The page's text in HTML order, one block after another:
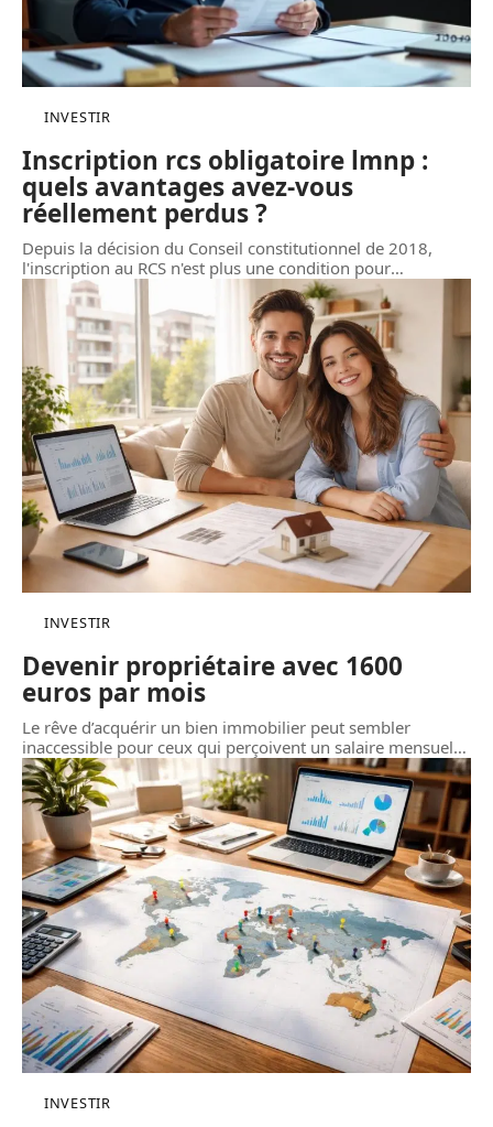
INVESTIR
Inscription rcs obligatoire lmnp :
quels avantages avez-vous
réellement perdus ?
Depuis la décision du Conseil constitutionnel de 2018,
l'inscription au RCS n'est plus une condition pour…
INVESTIR
Devenir propriétaire avec 1600
euros par mois
Le rêve d’acquérir un bien immobilier peut sembler
inaccessible pour ceux qui perçoivent un salaire mensuel…
INVESTIR